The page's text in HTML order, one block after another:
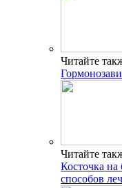
Читайте
Читайте
Косточка
способов